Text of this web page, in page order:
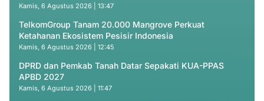
Kamis, 6 Agustus 2026 | 13:47
TelkomGroup Tanam 20.000 Mangrove Perkuat
Ketahanan Ekosistem Pesisir Indonesia
Kamis, 6 Agustus 2026 | 12:45
DPRD dan Pemkab Tanah Datar Sepakati KUA-PPAS
APBD 2027
Kamis, 6 Agustus 2026 | 11:47